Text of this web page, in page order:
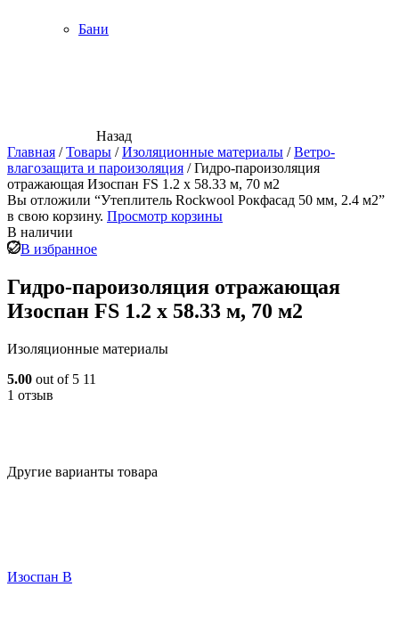
Бани
Назад
Главная /Товары /Изоляционные материалы /Ветро-
влагозащита и пароизоляция /Гидро-пароизоляция
отражающая Изоспан FS 1.2 х 58.33 м, 70 м2
Вы отложили “Утеплитель Rockwool Рокфасад 50 мм, 2.4 м2”
в свою корзину. Просмотр корзины
В наличии
В избранное
Гидро-пароизоляция отражающая
Изоспан FS 1.2 х 58.33 м, 70 м2
Изоляционные материалы
5.00 out of 5 11
1 отзыв
Другие варианты товара
Изоспан В